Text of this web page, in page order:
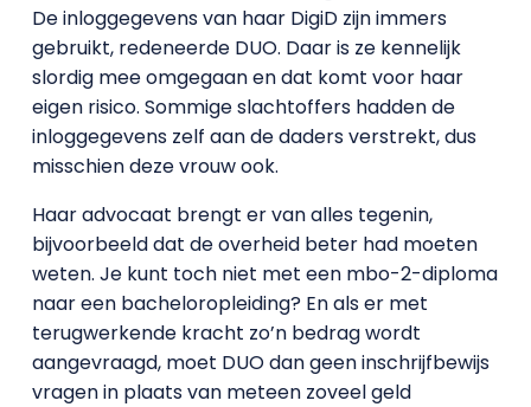
De inloggegevens van haar DigiD zijn immers
gebruikt, redeneerde DUO. Daar is ze kennelijk
slordig mee omgegaan en dat komt voor haar
eigen risico. Sommige slachtoffers hadden de
inloggegevens zelf aan de daders verstrekt, dus
misschien deze vrouw ook.
Haar advocaat brengt er van alles tegenin,
bijvoorbeeld dat de overheid beter had moeten
weten. Je kunt toch niet met een mbo-2-diploma
naar een bacheloropleiding? En als er met
terugwerkende kracht zo’n bedrag wordt
aangevraagd, moet DUO dan geen inschrijfbewijs
vragen in plaats van meteen zoveel geld